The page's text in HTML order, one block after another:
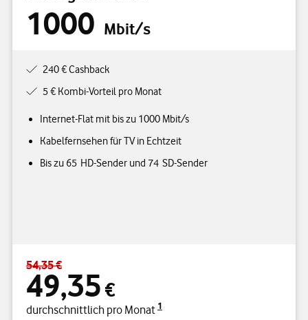
1000 Mbit/s
240 € Cashback
5 € Kombi-Vorteil pro Monat
Internet-Flat mit bis zu 1000 Mbit/s
Kabelfernsehen für TV in Echtzeit
Bis zu 65 HD-Sender und 74 SD-Sender
Standardpreis 54,35 € – Angebotspreis 49,35 € durchschnittlich
54,35 €
49,35 €
durchschnittlich pro Monat 1